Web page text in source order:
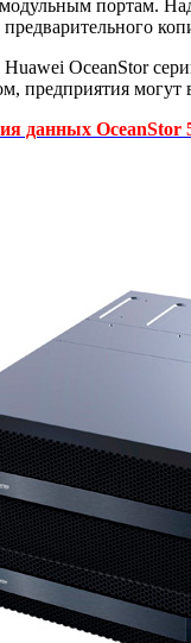
портам.
OceanStor
предприятия
данных OceanStor